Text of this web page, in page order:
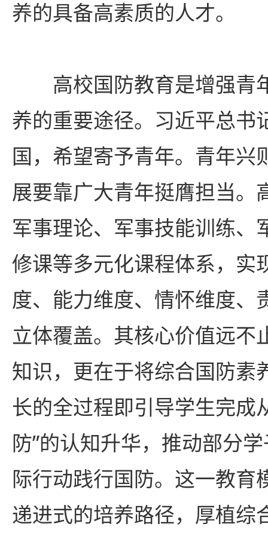
养的具备高素质的人才。
高校国防教育是增强青
养的重要途径。习近平总书
国，希望寄予青年。青年兴
展要靠广大青年挺膺担当。
军事理论、军事技能训练、
修课等多元化课程体系，实
度、能力维度、情怀维度、
立体覆盖。其核心价值远不
知识，更在于将综合国防素
长的全过程即引导学生完成
防”的认知升华，推动部分
际行动践行国防。这一教育
递进式的培养路径，厚植综